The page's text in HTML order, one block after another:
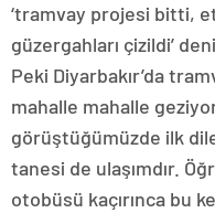
‘tramvay projesi bitti,
güzergahları çizildi’
Peki Diyarbakır’da
mahalle mahalle
görüştüğümüzde ilk
tanesi de ulaşımdır.
otobüsü kaçırınca bu